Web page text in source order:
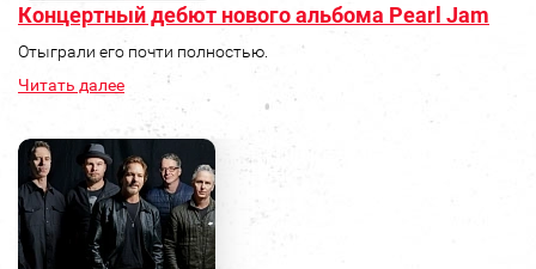
Концертный дебют нового альбома Pearl Jam
Отыграли его почти полностью.
Читать далее